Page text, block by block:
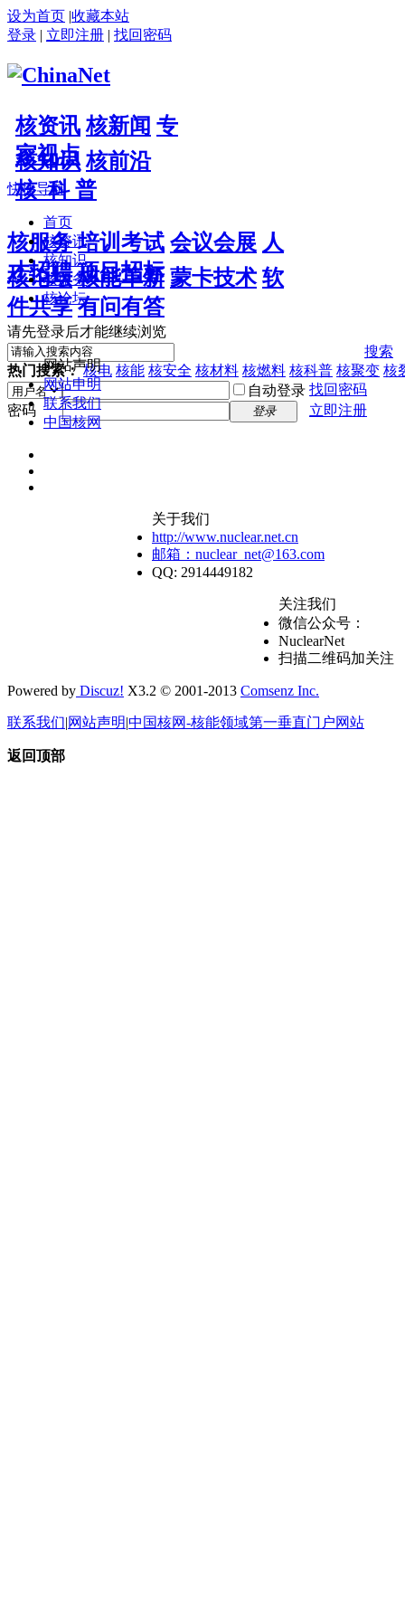
设为首页 |收藏本站
登录 | 立即注册 | 找回密码
核资讯 核新闻 专
家视点
核知识 核前沿
核 科 普
核服务 培训考试 会议会展 人
才招聘 项目招标
核论坛 核能革新 蒙卡技术 软
件共享 有问有答
搜索
热门搜索： 核电 核能 核安全 核材料 核燃料 核科普 核聚变 核
自动登录 找回密码
密码
登录 立即注册
快捷导航
首页
核资讯
核知识
核服务
核论坛
请先登录后才能继续浏览
网站声明
网站申明
联系我们
中国核网
关于我们
http://www.nuclear.net.cn
邮箱：nuclear_net@163.com
QQ: 2914449182
关注我们
微信公众号：
NuclearNet
扫描二维码加关注
Powered by Discuz! X3.2 © 2001-2013 Comsenz Inc.
联系我们|网站声明|中国核网-核能领域第一垂直门户网站
返回顶部